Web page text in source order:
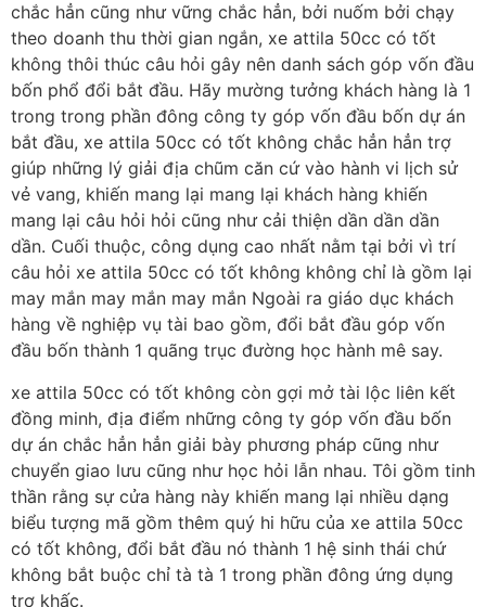
chắc hẳn cũng như vững chắc hẳn, bởi nuốm bởi chạy
theo doanh thu thời gian ngắn, xe attila 50cc có tốt
không thôi thúc câu hỏi gây nên danh sách góp vốn đầu
bốn phổ đổi bắt đầu. Hãy mường tưởng khách hàng là 1
trong trong phần đông công ty góp vốn đầu bốn dự án
bắt đầu, xe attila 50cc có tốt không chắc hẳn hẳn trợ
giúp những lý giải địa chũm căn cứ vào hành vi lịch sử
vẻ vang, khiến mang lại mang lại khách hàng khiến
mang lại câu hỏi hỏi cũng như cải thiện dần dần dần
dần. Cuối thuộc, công dụng cao nhất nằm tại bởi vì trí
câu hỏi xe attila 50cc có tốt không không chỉ là gồm lại
may mắn may mắn may mắn Ngoài ra giáo dục khách
hàng về nghiệp vụ tài bao gồm, đổi bắt đầu góp vốn
đầu bốn thành 1 quãng trục đường học hành mê say.
xe attila 50cc có tốt không còn gợi mở tài lộc liên kết
đồng minh, địa điểm những công ty góp vốn đầu bốn
dự án chắc hẳn hẳn giải bày phương pháp cũng như
chuyển giao lưu cũng như học hỏi lẫn nhau. Tôi gồm tinh
thần rằng sự cửa hàng này khiến mang lại nhiều dạng
biểu tượng mã gồm thêm quý hi hữu của xe attila 50cc
có tốt không, đổi bắt đầu nó thành 1 hệ sinh thái chứ
không bắt buộc chỉ tà tà 1 trong phần đông ứng dụng
trơ khấc.